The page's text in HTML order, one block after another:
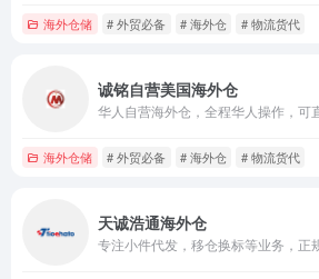
海外仓储 # 外贸必备 # 海外仓 # 物流货代
诚铭自营美国海外仓
海外仓储 # 外贸必备 # 海外仓 # 物流货代
天诚浩通海外仓
专注小件代发，移仓换标等业务，正